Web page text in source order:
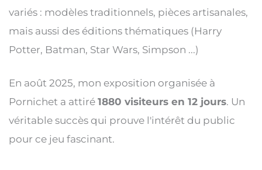
variés : modèles traditionnels, pièces artisanales,
mais aussi des éditions thématiques (Harry
Potter, Batman, Star Wars, Simpson ...)
En août 2025, mon exposition organisée à
Pornichet a attiré 1880 visiteurs en 12 jours. Un
véritable succès qui prouve l'intérêt du public
pour ce jeu fascinant.